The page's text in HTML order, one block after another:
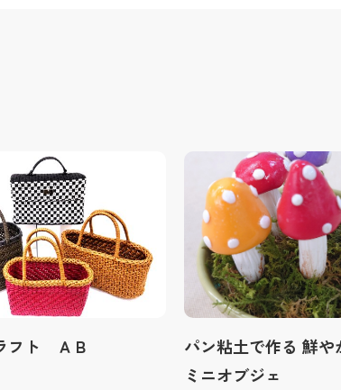
フト ＡＢ
パン粘土で作る 鮮や
ミニオブジェ